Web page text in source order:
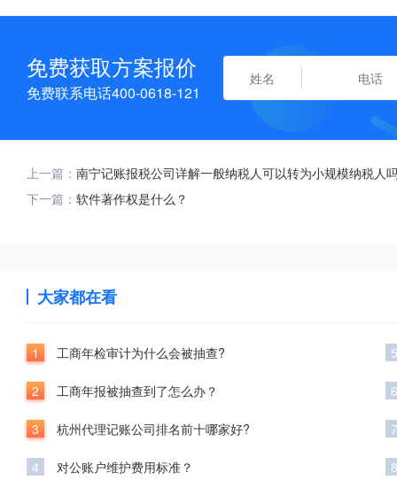
免费获取方案报价
免费联系电话400-0618-121
上一篇： 南宁记账报税公司详解一般纳税人可以转为小规模纳税人
下一篇： 软件著作权是什么？
大家都在看
1 工商年检审计为什么会被抽查?
2 工商年报被抽查到了怎么办？
3 杭州代理记账公司排名前十哪家好?
4 对公账户维护费用标准？
5
6
7
8